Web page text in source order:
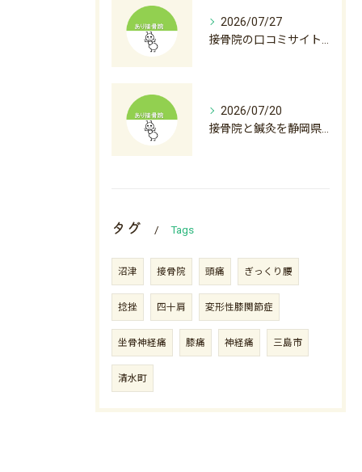
2026/07/27
2026/07/20
タグ Tags
沼津 接骨院 頭痛 ぎっくり腰
捻挫 四十肩 変形性膝関節症
坐骨神経痛 膝痛 神経痛 三島市
清水町